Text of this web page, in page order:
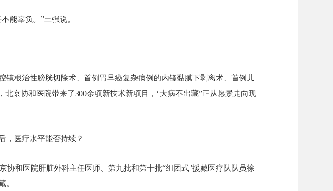
能辜负。”王强说。
镜根治性膀胱切除术、首例胃早癌复杂病例的内镜黏膜下剥离术、首例儿
京协和医院带来了300余项新技术新项目，“大病不出藏”正从愿景走向现
，医疗水平能否持续？
京协和医院肝脏外科主任医师、第九批和第十批“组团式”援藏医疗队队员徐
。